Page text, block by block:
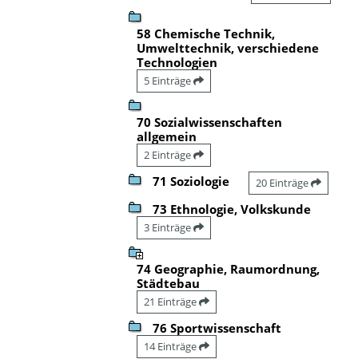
58 Chemische Technik,
Umwelttechnik, verschiedene
Technologien
5 Einträge
70 Sozialwissenschaften
allgemein
2 Einträge
71 Soziologie 20 Einträge
73 Ethnologie, Volkskunde
3 Einträge
74 Geographie, Raumordnung,
Städtebau
21 Einträge
76 Sportwissenschaft
14 Einträge